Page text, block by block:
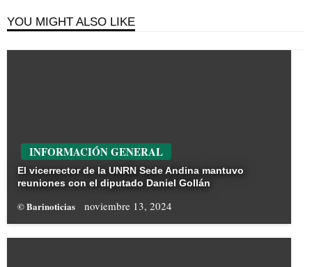
YOU MIGHT ALSO LIKE
INFORMACIÓN GENERAL
El vicerrector de la UNRN Sede Andina mantuvo
reuniones con el diputado Daniel Gollán
© Barinoticias noviembre 13, 2024